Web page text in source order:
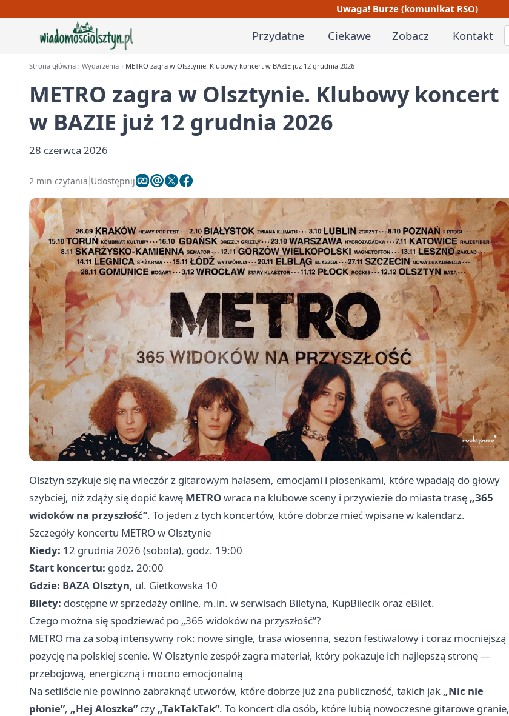
Uwaga! Burze (komunikat RSO)
Przydatne Ciekawe Zobacz Kontakt
Strona główna Wydarzenia METRO zagra w Olsztynie. Klubowy koncert w BAZIE już 12 grudnia 2026
METRO zagra w Olsztynie. Klubowy koncert
w BAZIE już 12 grudnia 2026
28 czerwca 2026
2 min czytania Udostępnij
Olsztyn szykuje się na wieczór z gitarowym hałasem, emocjami i piosenkami, które wpadają do głowy
szybciej, niż zdąży się dopić kawę METROwraca na klubowe sceny i przywiezie do miasta trasę „365
widoków na przyszłość”. To jeden z tych koncertów, które dobrze mieć wpisane w kalendarz.
Szczegóły koncertu METRO w Olsztynie
Kiedy: 12 grudnia 2026 (sobota), godz. 19:00
Start koncertu: godz. 20:00
Gdzie: BAZA Olsztyn, ul. Gietkowska 10
Bilety: dostępne w sprzedaży online, m.in. w serwisach Biletyna, KupBilecik oraz eBilet.
Czego można się spodziewać po „365 widoków na przyszłość”?
METRO ma za sobą intensywny rok: nowe single, trasa wiosenna, sezon festiwalowy i coraz mocniejszą
pozycję na polskiej scenie. W Olsztynie zespół zagra materiał, który pokazuje ich najlepszą stronę —
przebojową, energiczną i mocno emocjonalną
Na setliście nie powinno zabraknąć utworów, które dobrze już zna publiczność, takich jak „Nic nie
płonie”, „Hej Aloszka”czy „TakTakTak”. To koncert dla osób, które lubią nowoczesne gitarowe granie,